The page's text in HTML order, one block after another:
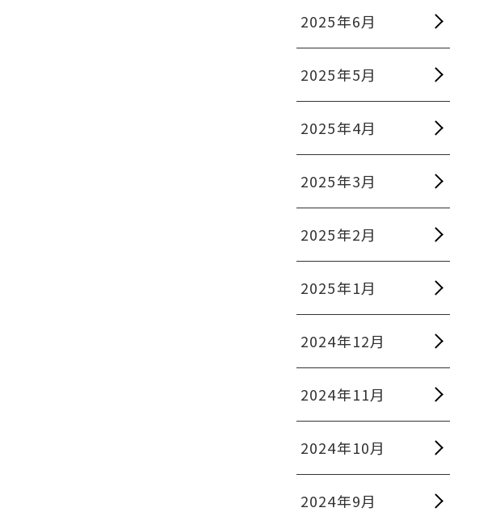
2025年6月
2025年5月
2025年4月
2025年3月
2025年2月
2025年1月
2024年12月
2024年11月
2024年10月
2024年9月